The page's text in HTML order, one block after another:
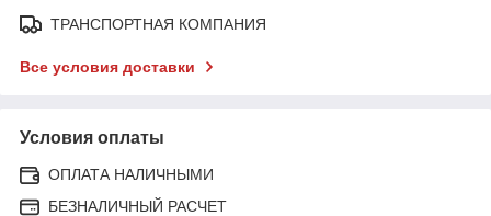
ТРАНСПОРТНАЯ КОМПАНИЯ
Все условия доставки
Условия оплаты
ОПЛАТА НАЛИЧНЫМИ
БЕЗНАЛИЧНЫЙ РАСЧЕТ